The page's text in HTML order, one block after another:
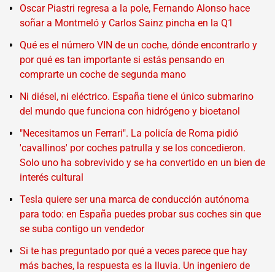
Oscar Piastri regresa a la pole, Fernando Alonso hace
soñar a Montmeló y Carlos Sainz pincha en la Q1
Qué es el número VIN de un coche, dónde encontrarlo y
por qué es tan importante si estás pensando en
comprarte un coche de segunda mano
Ni diésel, ni eléctrico. España tiene el único submarino
del mundo que funciona con hidrógeno y bioetanol
"Necesitamos un Ferrari". La policía de Roma pidió
'cavallinos' por coches patrulla y se los concedieron.
Solo uno ha sobrevivido y se ha convertido en un bien de
interés cultural
Tesla quiere ser una marca de conducción autónoma
para todo: en España puedes probar sus coches sin que
se suba contigo un vendedor
Si te has preguntado por qué a veces parece que hay
más baches, la respuesta es la lluvia. Un ingeniero de